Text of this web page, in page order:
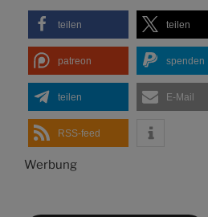
teilen teilen
patreon spenden
teilen E-Mail
RSS-feed
Werbung